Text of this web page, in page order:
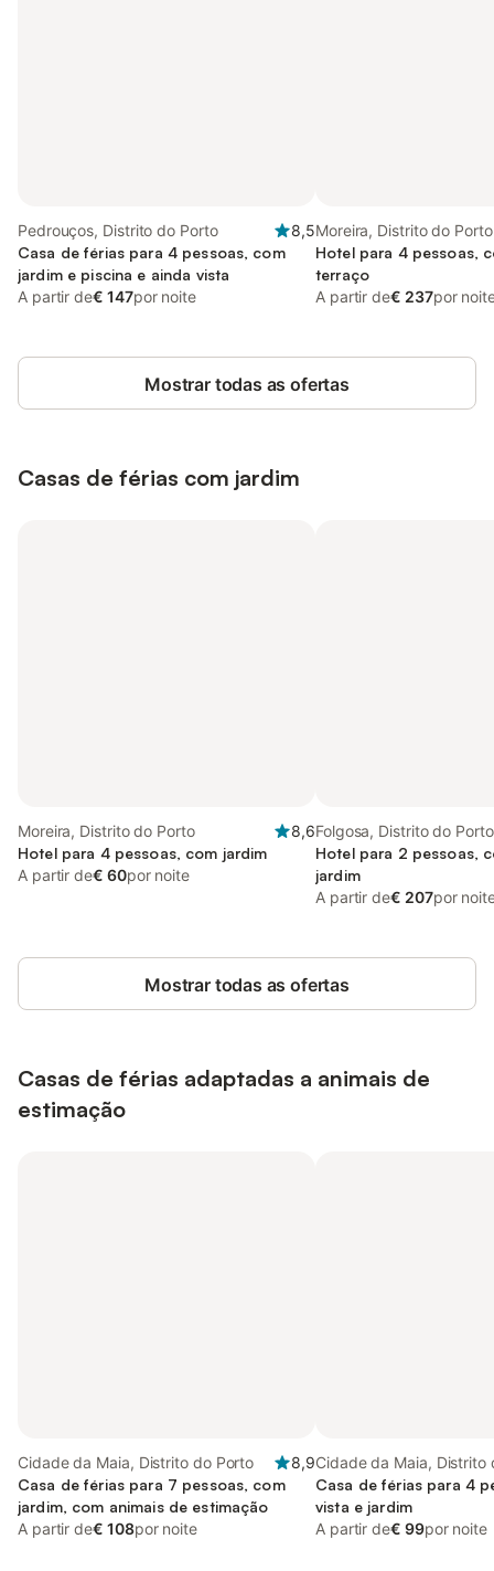
Pedrouços, Distrito do Porto
8,5
Casa de férias para 4 pessoas, com
jardim e piscina e ainda vista
A partir de€ 147por noite
Moreira, Distrito do Porto
Hotel para 4 pessoas,
terraço
A partir de€ 237por
Mostrar todas as ofertas
Casas de férias com jardim
Moreira, Distrito do Porto
8,6
Hotel para 4 pessoas, com jardim
A partir de€ 60por noite
Folgosa, Distrito do Porto
Hotel para 2 pessoas,
jardim
A partir de€ 207por
Mostrar todas as ofertas
Casas de férias adaptadas a animais de
estimação
Cidade da Maia, Distrito do Porto
8,9
Casa de férias para 7 pessoas, com
jardim, com animais de estimação
A partir de€ 108por noite
Cidade da Maia, Distrito
Casa de férias para 4
vista e jardim
A partir de€ 99por noite